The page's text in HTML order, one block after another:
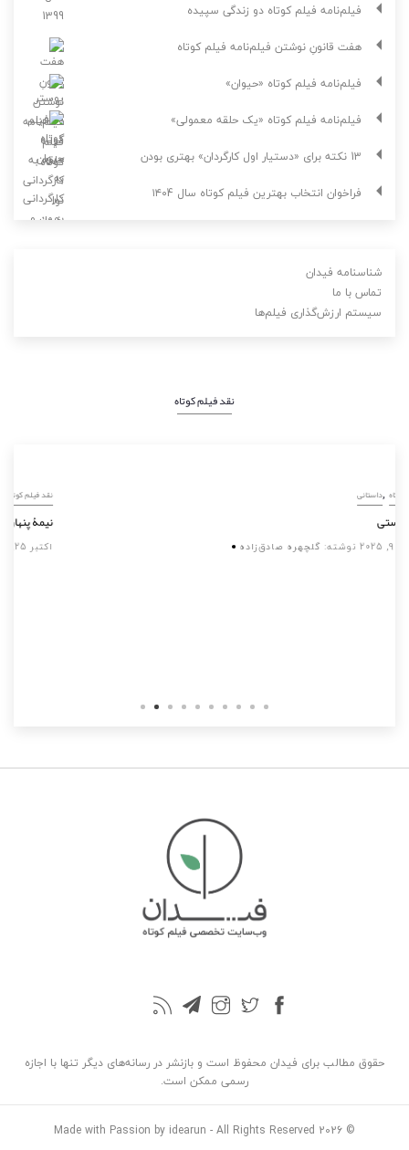
فیلم‌نامه فیلم کوتاه دو زندگی سپیده
هفت قانونِ نوشتن فیلم‌نامه فیلم کوتاه
فیلم‌نامه فیلم کوتاه «حیوان»
فیلم‌نامه فیلم کوتاه «یک حلقه معمولی»
13 نکته برای «دستیار اول کارگردان» بهتری بودن
فراخوان انتخاب بهترین فیلم کوتاه سال ۱۴۰4
شناسنامه فیدان
تماس با ما
سیستم ارزش‌گذاری فیلم‌ها
نقد فیلم کوتاه
نقد فیلم کوتاه
تو، آن هستی
نوشته:گلچهره صادق‌زاده سپتامبر 9, 2025
حقوق مطالب برای فیدان محفوظ است و بازنشر در رسانه‌های دیگر تنها با اجازه
رسمی ممکن است.
© 2026
Made with Passion by idearun - All Rights Reserved